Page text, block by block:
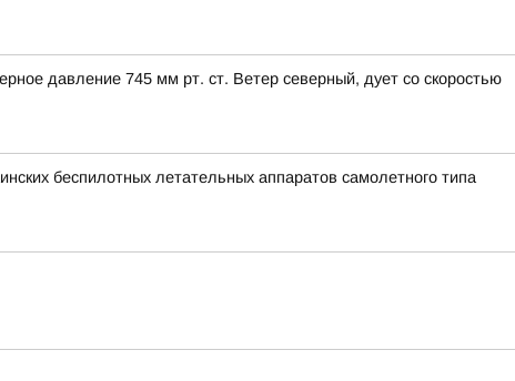
давление 745 мм рт. ст. Ветер северный, дует со скоростью
беспилотных летательных аппаратов самолетного типа